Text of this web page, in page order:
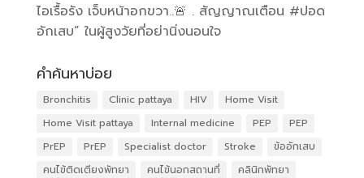
ไอเรื้อรัง เจ็บหน้าอกขวา..🚨 . สัญญาณเตือน #ปอด
อักเสบ” ในผู้สูงวัยที่อย่านิ่งนอนใจ
คำค้นหาบ่อย
Bronchitis Clinic pattaya HIV
Home Visit
Home Visit pattaya
Internal medicine PEP
PEP
PrEP
PrEP Specialist doctor Stroke
ข้ออักเสบ
คนไข้ติดเตียงพัทยา
คนไข้นอกสถานที่
คลินิกพัทยา